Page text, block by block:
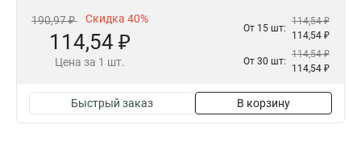
190,97 ₽ Скидка 40%
114,54 ₽
Цена за 1 шт.
От 15 шт:
114,54 ₽
114,54 ₽
От 30 шт:
114,54 ₽
114,54 ₽
Быстрый заказ В корзину